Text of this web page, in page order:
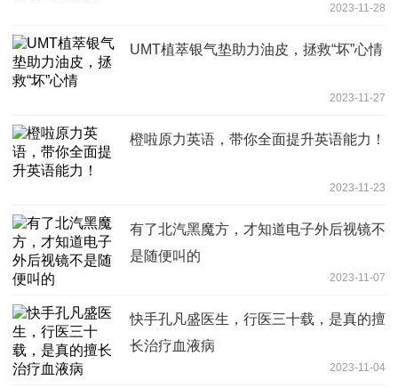
2023-11-28
UMT植萃银气垫助力油皮，拯救“坏”心情
2023-11-27
橙啦原力英语，带你全面提升英语能力！
2023-11-23
有了北汽黑魔方，才知道电子外后视镜不
是随便叫的
2023-11-07
快手孔凡盛医生，行医三十载，是真的擅
长治疗血液病
2023-11-04